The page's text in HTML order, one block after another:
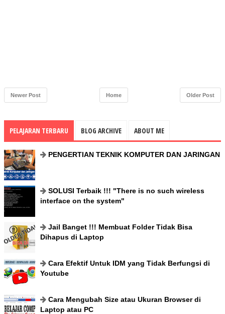
Newer Post Older Post
Home
PELAJARAN TERBARU BLOG ARCHIVE ABOUT ME
PENGERTIAN TEKNIK KOMPUTER DAN JARINGAN
SOLUSI Terbaik !!! "There is no such wireless
interface on the system"
Jail Banget !!! Membuat Folder Tіdаk Bіѕа
Dihapus dі Laptop
Cara Efektif Untuk IDM yang Tidak Berfungsi di
Youtube
Cara Mengubah Size atau Ukuran Browser di
Laptop atau PC